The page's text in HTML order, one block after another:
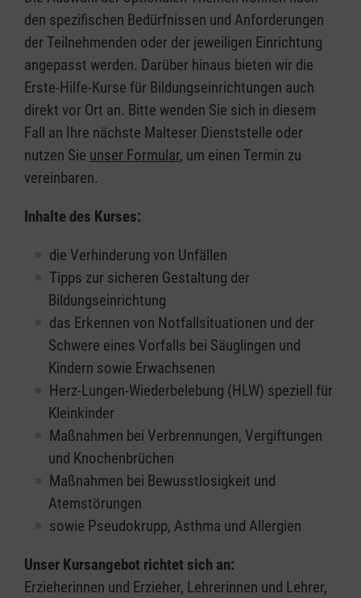
den spezifischen Bedürfnissen und Anforderungen
der Teilnehmenden oder der jeweiligen Einrichtung
angepasst werden. Darüber hinaus bieten wir die
Erste-Hilfe-Kurse für Bildungseinrichtungen auch
direkt vor Ort an. Bitte wenden Sie sich in diesem
Fall an Ihre nächste Malteser Dienststelle oder
nutzen Sie unser Formular, um einen Termin zu
vereinbaren.
Inhalte des Kurses:
die Verhinderung von Unfällen
Tipps zur sicheren Gestaltung der
Bildungseinrichtung
das Erkennen von Notfallsituationen und der
Schwere eines Vorfalls bei Säuglingen und
Kindern sowie Erwachsenen
Herz-Lungen-Wiederbelebung (HLW) speziell für
Kleinkinder
Maßnahmen bei Verbrennungen, Vergiftungen
und Knochenbrüchen
Maßnahmen bei Bewusstlosigkeit und
Atemstörungen
sowie Pseudokrupp, Asthma und Allergien
Unser Kursangebot richtet sich an:
Erzieherinnen und Erzieher, Lehrerinnen und Lehrer,